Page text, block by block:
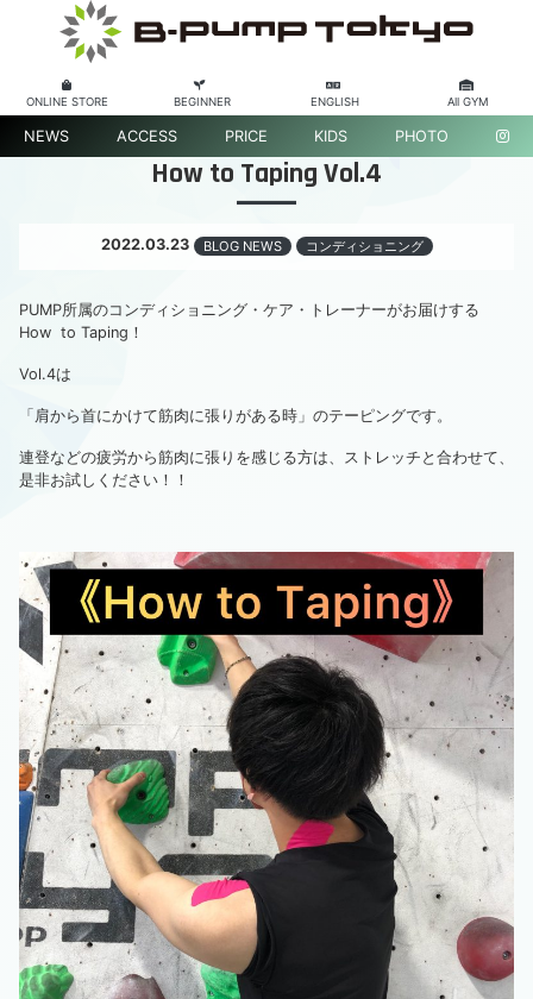
ONLINE STORE BEGINNER ENGLISH All GYM
NEWS ACCESS PRICE KIDS PHOTO
How to Taping Vol.4
2022.03.23 BLOG NEWS コンディショニング
PUMP所属のコンディショニング・ケア・トレーナーがお届けする
How to Taping！
Vol.4は
「肩から首にかけて筋肉に張りがある時」のテーピングです。
連登などの疲労から筋肉に張りを感じる方は、ストレッチと合わせて、
是非お試しください！！